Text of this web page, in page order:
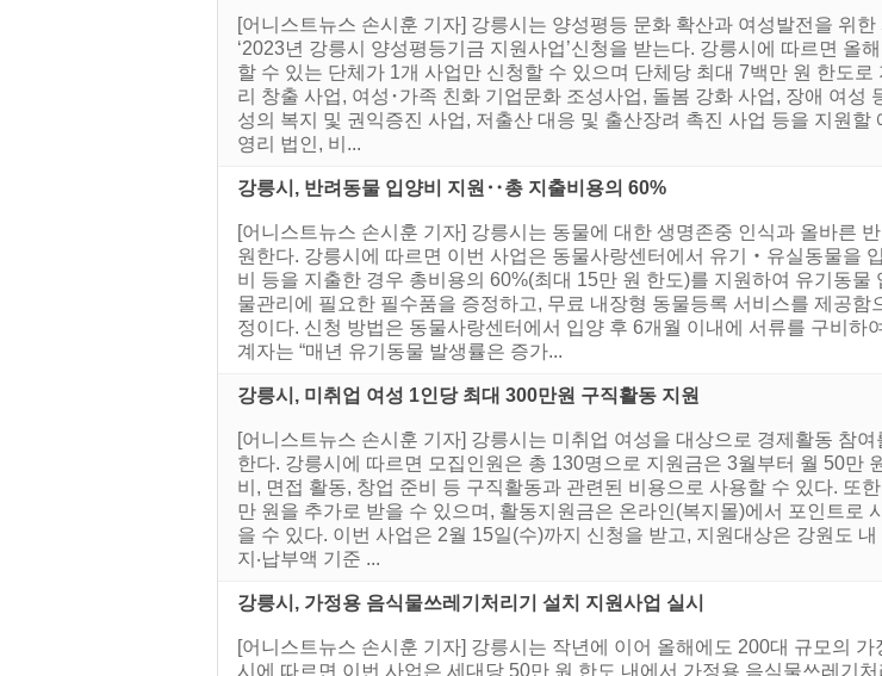
[어니스트뉴스 손시훈 기자] 강릉시는 양성평등 문화 확산과 여성발전을 위
‘2023년 강릉시 양성평등기금 지원사업’신청을 받는다. 강릉시에 따르면 올
할 수 있는 단체가 1개 사업만 신청할 수 있으며 단체당 최대 7백만 원 한도
리 창출 사업, 여성･가족 친화 기업문화 조성사업, 돌봄 강화 사업, 장애 여성
성의 복지 및 권익증진 사업, 저출산 대응 및 출산장려 촉진 사업 등을 지원
영리 법인, 비...
강릉시, 반려동물 입양비 지원‥총 지출비용의 60%
[어니스트뉴스 손시훈 기자] 강릉시는 동물에 대한 생명존중 인식과 올바른
원한다. 강릉시에 따르면 이번 사업은 동물사랑센터에서 유기‧유실동물을
비 등을 지출한 경우 총비용의 60%(최대 15만 원 한도)를 지원하여 유기동
물관리에 필요한 필수품을 증정하고, 무료 내장형 동물등록 서비스를 제공
정이다. 신청 방법은 동물사랑센터에서 입양 후 6개월 이내에 서류를 구비
계자는 “매년 유기동물 발생률은 증가...
강릉시, 미취업 여성 1인당 최대 300만원 구직활동 지원
[어니스트뉴스 손시훈 기자] 강릉시는 미취업 여성을 대상으로 경제활동 참
한다. 강릉시에 따르면 모집인원은 총 130명으로 지원금은 3월부터 월 50만
비, 면접 활동, 창업 준비 등 구직활동과 관련된 비용으로 사용할 수 있다. 또
만 원을 추가로 받을 수 있으며, 활동지원금은 온라인(복지몰)에서 포인트로
을 수 있다. 이번 사업은 2월 15일(수)까지 신청을 받고, 지원대상은 강원도
지‧납부액 기준 ...
강릉시, 가정용 음식물쓰레기처리기 설치 지원사업 실시
[어니스트뉴스 손시훈 기자] 강릉시는 작년에 이어 올해에도 200대 규모의
시에 따르면 이번 사업은 세대당 50만 원 한도 내에서 가정용 음식물쓰레기